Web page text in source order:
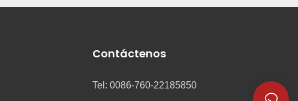
Contáctenos
Tel: 0086-760-22185850